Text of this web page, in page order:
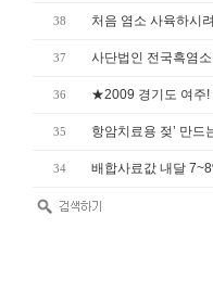
38 처음 염소 사육하시
37 사단법인 전국흑염
36 ★2009 경기도 여주
35 항암치료용 젖’ 만드
34 배합사료값 내달